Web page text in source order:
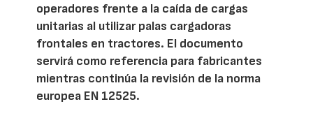
operadores frente a la caída de cargas
unitarias al utilizar palas cargadoras
frontales en tractores. El documento
servirá como referencia para fabricantes
mientras continúa la revisión de la norma
europea EN 12525.